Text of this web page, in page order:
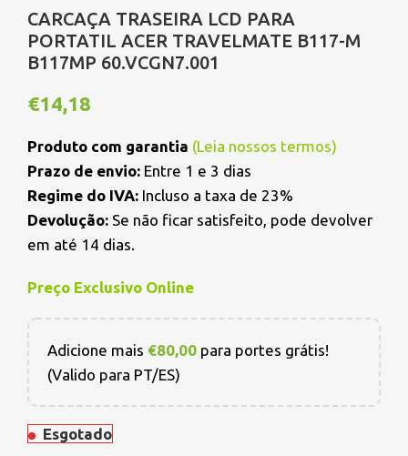
CARCAÇA TRASEIRA LCD PARA
PORTATIL ACER TRAVELMATE B117-M
B117MP 60.VCGN7.001
€14,18
Produto com garantia (Leia nossos termos)
Prazo de envio: Entre 1 e 3 dias
Regime do IVA: Incluso a taxa de 23%
Devolução: Se não ficar satisfeito, pode devolver
em até 14 dias.
Preço Exclusivo Online
Adicione mais €80,00 para portes grátis!
(Valido para PT/ES)
Esgotado